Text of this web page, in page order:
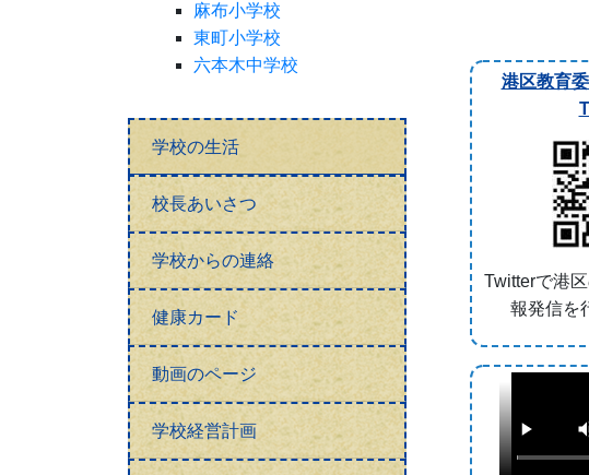
麻布小学校
東町小学校
六本木中学校
学校の生活
校長あいさつ
学校からの連絡
健康カード
動画のページ
学校経営計画
港区教育
Twitterで港
報発信を